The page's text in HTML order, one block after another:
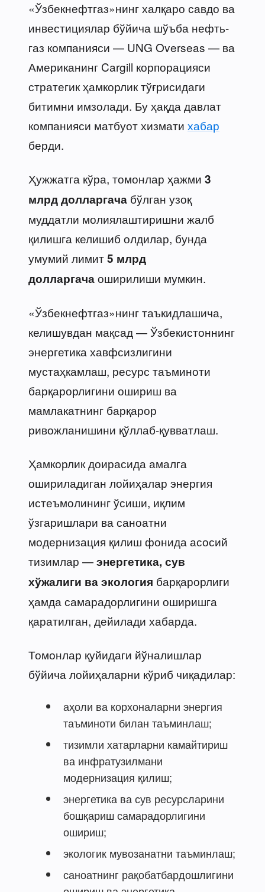
«Ўзбекнефтгаз»нинг халқаро савдо ва
инвестициялар бўйича шўъба нефть-
газ компанияси — UNG Overseas — ва
Американинг Cargill корпорацияси
стратегик ҳамкорлик тўғрисидаги
битимни имзолади. Бу ҳақда давлат
компанияси матбуот хизмати хабар
берди.
Ҳужжатга кўра, томонлар ҳажми 3
млрд долларгача бўлган узоқ
муддатли молиялаштиришни жалб
қилишга келишиб олдилар, бунда
умумий лимит5 млрд
долларгачаоширилиши мумкин.
«Ўзбекнефтгаз»нинг таъкидлашича,
келишувдан мақсад — Ўзбекистоннинг
энергетика хавфсизлигини
мустаҳкамлаш, ресурс таъминоти
барқарорлигини ошириш ва
мамлакатнинг барқарор
ривожланишини қўллаб-қувватлаш.
Ҳамкорлик доирасида амалга
ошириладиган лойиҳалар энергия
истеъмолининг ўсиши, иқлим
ўзгаришлари ва саноатни
модернизация қилиш фонида асосий
тизимлар —энергетика, сув
хўжалиги ва экология барқарорлиги
ҳамда самарадорлигини оширишга
қаратилган, дейилади хабарда.
Томонлар қуйидаги йўналишлар
бўйича лойиҳаларни кўриб чиқадилар:
аҳоли ва корхоналарни энергия
таъминоти билан таъминлаш;
тизимли хатарларни камайтириш
ва инфратузилмани
модернизация қилиш;
энергетика ва сув ресурсларини
бошқариш самарадорлигини
ошириш;
экологик мувозанатни таъминлаш;
саноатнинг рақобатбардошлигини